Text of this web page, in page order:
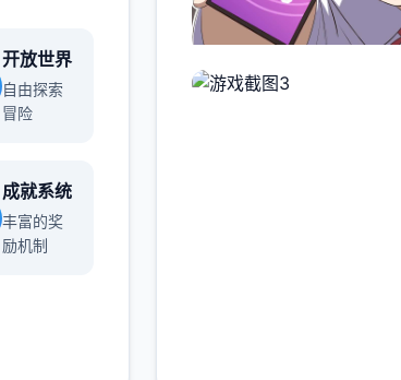
开放世界
自由探索
冒险
成就系统
丰富的奖
励机制